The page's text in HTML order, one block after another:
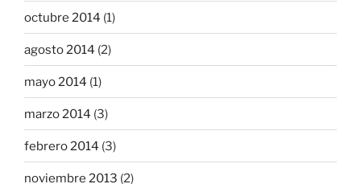
octubre 2014 (1)
agosto 2014 (2)
mayo 2014 (1)
marzo 2014 (3)
febrero 2014 (3)
noviembre 2013 (2)